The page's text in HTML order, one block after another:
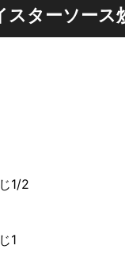
ターソース
1/2
1